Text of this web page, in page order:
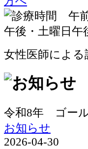
女性医師による
令和8年 ゴー
お知らせ
2026-04-30